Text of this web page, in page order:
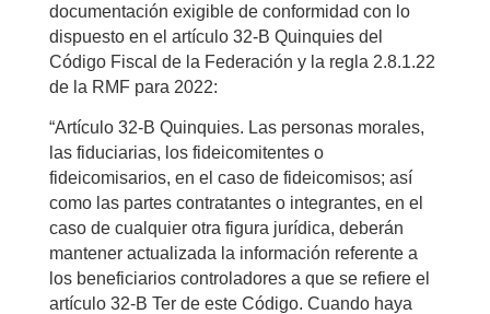
documentación exigible de conformidad con lo
dispuesto en el artículo 32-B Quinquies del
Código Fiscal de la Federación y la regla 2.8.1.22
de la RMF para 2022:
“Artículo 32-B Quinquies. Las personas morales,
las fiduciarias, los fideicomitentes o
fideicomisarios, en el caso de fideicomisos; así
como las partes contratantes o integrantes, en el
caso de cualquier otra figura jurídica, deberán
mantener actualizada la información referente a
los beneficiarios controladores a que se refiere el
artículo 32-B Ter de este Código. Cuando haya